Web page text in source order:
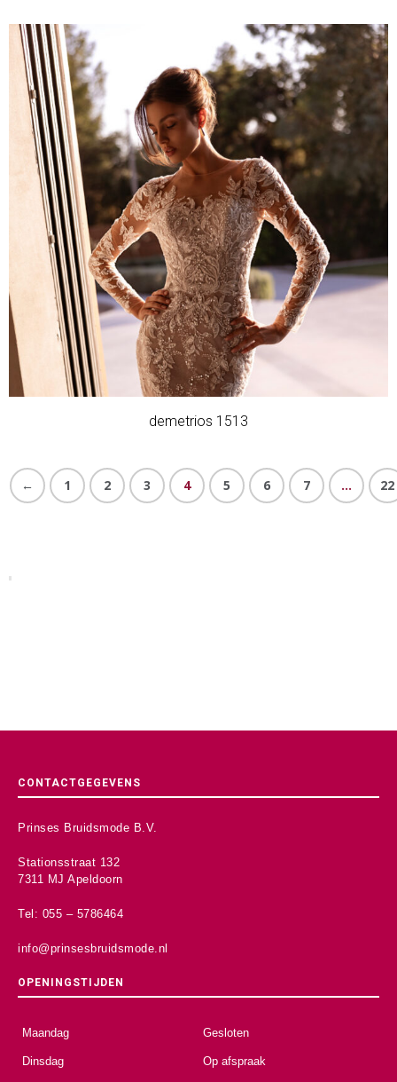
demetrios 1513
← 1 2 3 4 5 6 7 … 22
CONTACTGEGEVENS
Prinses Bruidsmode B.V.
Stationsstraat 132
7311 MJ Apeldoorn
Tel: 055 – 5786464
info@prinsesbruidsmode.nl
OPENINGSTIJDEN
Maandag Gesloten
Dinsdag Op afspraak